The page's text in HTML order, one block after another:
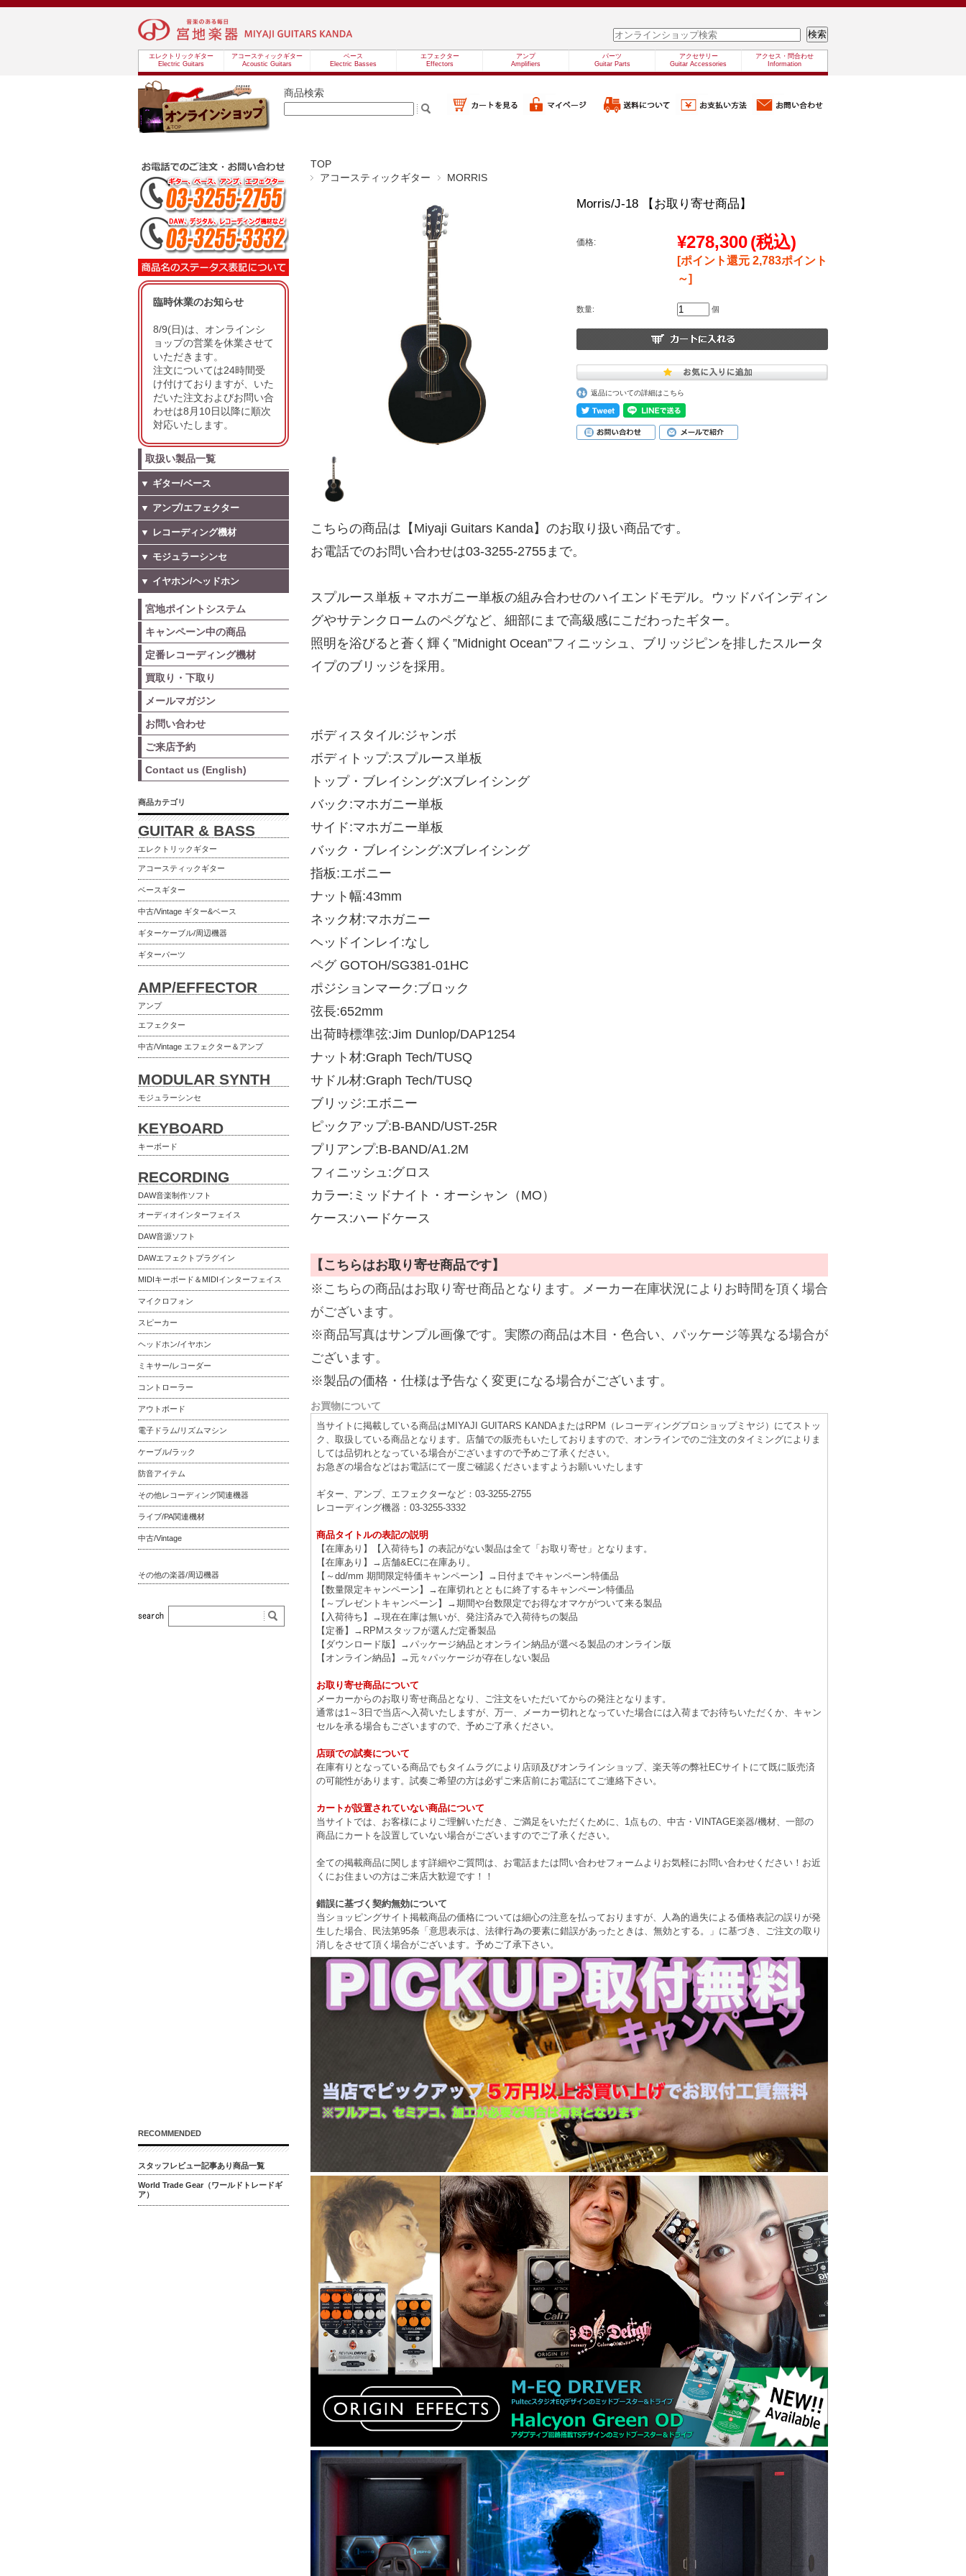
エレクトリックギター
Electric Guitars
アコースティックギター
Acoustic Guitars
ベース
Electric Basses
エフェクター
Effectors
アンプ
Amplifiers
パーツ
Guitar Parts
アクセサリー
Guitar Accessories
アクセス・問合わせ
Information
商品検索
TOP
アコースティックギター
MORRIS
Morris/J-18 【お取り寄せ商品】
価格: ¥278,300(税込)
[ポイント還元 2,783ポイント
～]
数量: 個
返品についての詳細はこちら
こちらの商品は【Miyaji Guitars Kanda】のお取り扱い商品です。
お電話でのお問い合わせは03-3255-2755まで。
スプルース単板＋マホガニー単板の組み合わせのハイエンドモデル。ウッドバインディン
グやサテンクロームのペグなど、細部にまで高級感にこだわったギター。
照明を浴びると蒼く輝く”Midnight Ocean”フィニッシュ、ブリッジピンを排したスルータ
イプのブリッジを採用。
ボディスタイル:ジャンボ
ボディトップ:スプルース単板
トップ・ブレイシング:Xブレイシング
バック:マホガニー単板
サイド:マホガニー単板
バック・ブレイシング:Xブレイシング
指板:エボニー
ナット幅:43mm
ネック材:マホガニー
ヘッドインレイ:なし
ペグ GOTOH/SG381-01HC
ポジションマーク:ブロック
弦長:652mm
出荷時標準弦:Jim Dunlop/DAP1254
ナット材:Graph Tech/TUSQ
サドル材:Graph Tech/TUSQ
ブリッジ:エボニー
ピックアップ:B-BAND/UST-25R
プリアンプ:B-BAND/A1.2M
フィニッシュ:グロス
カラー:ミッドナイト・オーシャン（MO）
ケース:ハードケース
【こちらはお取り寄せ商品です】
※こちらの商品はお取り寄せ商品となります。メーカー在庫状況によりお時間を頂く場合
がございます。
※商品写真はサンプル画像です。実際の商品は木目・色合い、パッケージ等異なる場合が
ございます。
※製品の価格・仕様は予告なく変更になる場合がございます。
お買物について
当サイトに掲載している商品はMIYAJI GUITARS KANDAまたはRPM（レコーディングプロショップミヤジ）にてストッ
ク、取扱している商品となります。店舗での販売もいたしておりますので、オンラインでのご注文のタイミングによりま
しては品切れとなっている場合がございますので予めご了承ください。
お急ぎの場合などはお電話にて一度ご確認くださいますようお願いいたします
ギター、アンプ、エフェクターなど：03-3255-2755
レコーディング機器：03-3255-3332
商品タイトルの表記の説明
【在庫あり】【入荷待ち】の表記がない製品は全て「お取り寄せ」となります。
【在庫あり】→店舗&ECに在庫あり。
【～dd/mm 期間限定特価キャンペーン】→日付までキャンペーン特価品
【数量限定キャンペーン】→在庫切れとともに終了するキャンペーン特価品
【～プレゼントキャンペーン】→期間や台数限定でお得なオマケがついて来る製品
【入荷待ち】→現在在庫は無いが、発注済みで入荷待ちの製品
【定番】→RPMスタッフが選んだ定番製品
【ダウンロード版】→パッケージ納品とオンライン納品が選べる製品のオンライン版
【オンライン納品】→元々パッケージが存在しない製品
お取り寄せ商品について
メーカーからのお取り寄せ商品となり、ご注文をいただいてからの発注となります。
通常は1～3日で当店へ入荷いたしますが、万一、メーカー切れとなっていた場合には入荷までお待ちいただくか、キャン
セルを承る場合もございますので、予めご了承ください。
店頭での試奏について
在庫有りとなっている商品でもタイムラグにより店頭及びオンラインショップ、楽天等の弊社ECサイトにて既に販売済
の可能性があります。試奏ご希望の方は必ずご来店前にお電話にてご連絡下さい。
カートが設置されていない商品について
当サイトでは、お客様によりご理解いただき、ご満足をいただくために、1点もの、中古・VINTAGE楽器/機材、一部の
商品にカートを設置していない場合がございますのでご了承ください。
全ての掲載商品に関します詳細やご質問は、お電話または問い合わせフォームよりお気軽にお問い合わせください！お近
くにお住まいの方はご来店大歓迎です！！
錯誤に基づく契約無効について
当ショッピングサイト掲載商品の価格については細心の注意を払っておりますが、人為的過失による価格表記の誤りが発
生した場合、民法第95条「意思表示は、法律行為の要素に錯誤があったときは、無効とする。」に基づき、ご注文の取り
消しをさせて頂く場合がございます。予めご了承下さい。
臨時休業のお知らせ
8/9(日)は、オンラインシ
ョップの営業を休業させて
いただきます。
注文については24時間受
け付けておりますが、いた
だいた注文およびお問い合
わせは8月10日以降に順次
対応いたします。
取扱い製品一覧
▼ ギター/ベース
▼ アンプ/エフェクター
▼ レコーディング機材
▼ モジュラーシンセ
▼ イヤホン/ヘッドホン
宮地ポイントシステム
キャンペーン中の商品
定番レコーディング機材
買取り・下取り
メールマガジン
お問い合わせ
ご来店予約
Contact us (English)
商品カテゴリ
GUITAR & BASS
エレクトリックギター
アコースティックギター
ベースギター
中古/Vintage ギター&ベース
ギターケーブル/周辺機器
ギターパーツ
AMP/EFFECTOR
アンプ
エフェクター
中古/Vintage エフェクター＆アンプ
MODULAR SYNTH
モジュラーシンセ
KEYBOARD
キーボード
RECORDING
DAW音楽制作ソフト
オーディオインターフェイス
DAW音源ソフト
DAWエフェクトプラグイン
MIDIキーボード＆MIDIインターフェイス
マイクロフォン
スピーカー
ヘッドホン/イヤホン
ミキサー/レコーダー
コントローラー
アウトボード
電子ドラム/リズムマシン
ケーブル/ラック
防音アイテム
その他レコーディング関連機器
ライブ/PA関連機材
中古/Vintage
その他の楽器/周辺機器
RECOMMENDED
スタッフレビュー記事あり商品一覧
World Trade Gear（ワールドトレードギ
ア）